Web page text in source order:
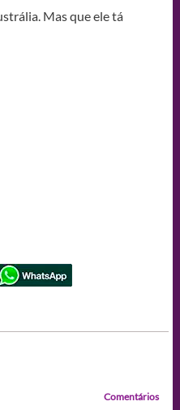
Mas que ele tá
Comentários